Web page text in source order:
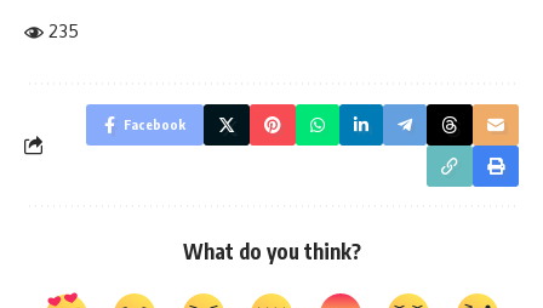
235
Facebook
What do you think?